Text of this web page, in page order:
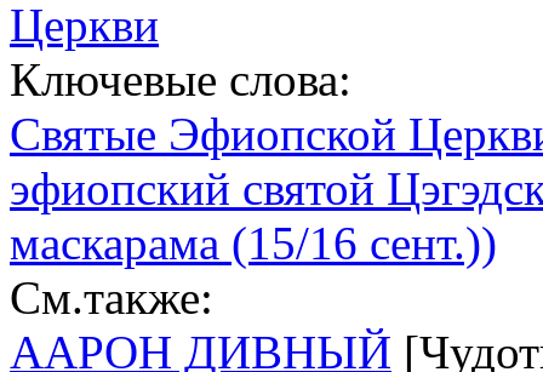
Церкви
Ключевые слова:
Святые Эфиопской
эфиопский святой
маскарама (15/16 сент.))
См.также:
ААРОН ДИВНЫЙ